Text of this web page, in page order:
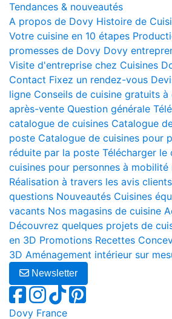
Tendances & nouveautés
A propos de Dovy Histoire de
Votre cuisine en 10 étapes
promesses de Dovy Dovy
Visite d'entreprise chez Cuisines
Contact Fixez un rendez-vous
ligne Conseils de cuisine gratuits
après-vente Question générale
catalogue de cuisines Catalogue
poste Catalogue de cuisines pour
réduite par la poste Télécharger le
cuisines pour personnes à mobilité
Réalisation à travers les avis clients
questions Nouveautés Cuisines
vacants Nos magasins de cuisine
Découvrez quelques projets de
en 3D Promotions Recettes
3D Aménagement intérieur sur
Newsletter
Dovy France